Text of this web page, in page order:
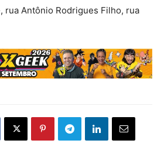
rua Antônio Rodrigues Filho, rua